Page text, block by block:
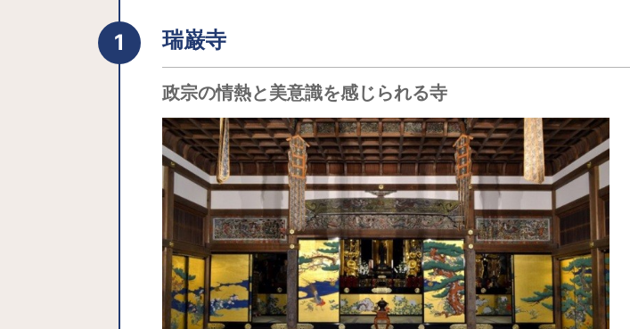
瑞巌寺
政宗の情熱と美意識を感じられる寺